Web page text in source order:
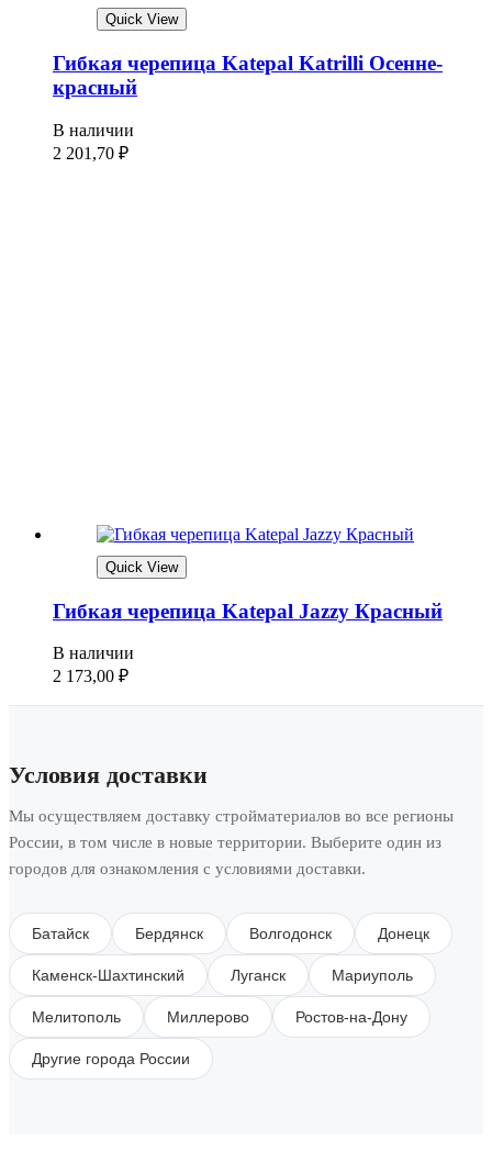
Quick View
Гибкая черепица Katepal Katrilli Осенне-
красный
В наличии
2 201,70 ₽
Quick View
Гибкая черепица Katepal Jazzy Красный
В наличии
2 173,00 ₽
Условия доставки
Мы осуществляем доставку стройматериалов во все регионы
России, в том числе в новые территории. Выберите один из
городов для ознакомления с условиями доставки.
Батайск Бердянск Волгодонск Донецк
Каменск-Шахтинский Луганск Мариуполь
Мелитополь Миллерово Ростов-на-Дону
Другие города России